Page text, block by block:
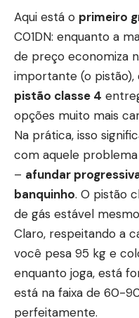
Aqui está o primeiro
C01DN: enquanto a
de preço economiza
importante (o pistão),
pistão classe 4
opções muito mais
Na prática, isso
com aquele
– afundar
banquinho. O pistão
de gás estável
Claro, respeitando a
você pesa 95 kg e
enquanto joga, está
está na faixa de 60-
perfeitamente.